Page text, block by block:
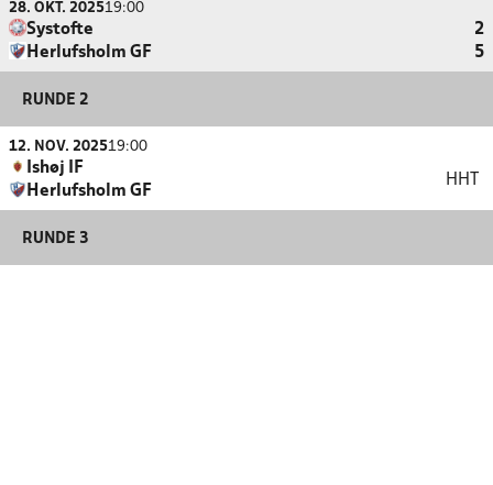
28. OKT. 202519:00
Systofte
2
Herlufsholm GF
5
RUNDE 2
12. NOV. 202519:00
Ishøj IF
Herlufsholm GF
HHT
RUNDE 3